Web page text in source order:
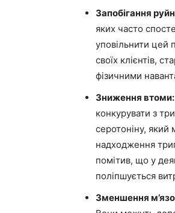
Запобігання
яких часто
уповільнити цей
своїх клієнтів,
фізичними
Зниження втоми:
конкурувати з
серотоніну,
надходження
помітив, що у
поліпшується
Зменшення